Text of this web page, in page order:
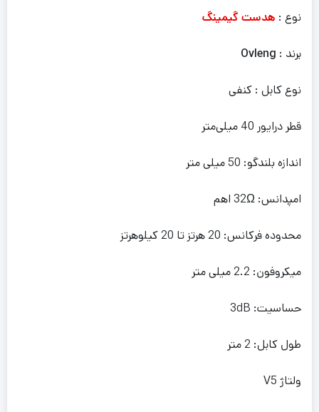
نوع : هدست گیمینگ
برند : Ovleng
نوع کابل : کنفی
قطر درایور 40 میلی‌متر
اندازه بلندگو: 50 میلی متر
امپدانس: 32Ω اهم
محدوده فرکانس: 20 هرتز تا 20 کیلوهرتز
میکروفون: 2.2 میلی متر
حساسیت: 3dB
طول کابل: 2 متر
ولتاژ V5